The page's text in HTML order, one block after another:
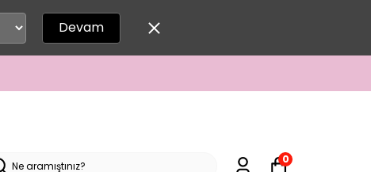
Devam
0